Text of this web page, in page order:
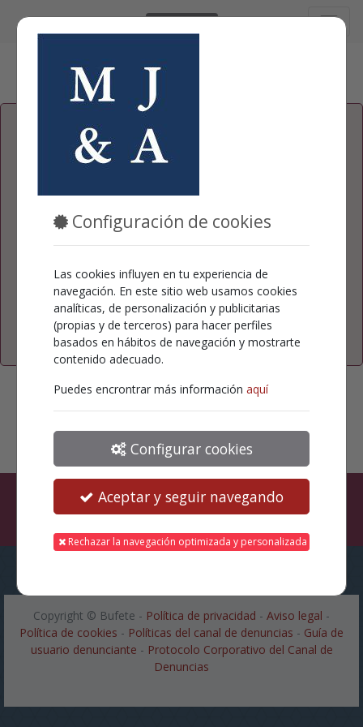
Configuración de cookies
Las cookies influyen en tu experiencia de
navegación. En este sitio web usamos cookies
analíticas, de personalización y publicitarias
(propias y de terceros) para hacer perfiles
basados en hábitos de navegación y mostrarte
contenido adecuado.
Puedes encrontrar más información aquí
Configurar cookies
Aceptar y seguir navegando
Rechazar la navegación optimizada y personalizada
Castellano
Dirección de correo electrónico/Usuario
Contraseña
Acceder
¿Te has olvidado la contraseña?
Restablecer contraseña
Copyright © Bufete - Política de privacidad - Aviso legal -
Política de cookies - Políticas del canal de denuncias - Guía de
usuario denunciante - Protocolo Corporativo del Canal de
Denuncias